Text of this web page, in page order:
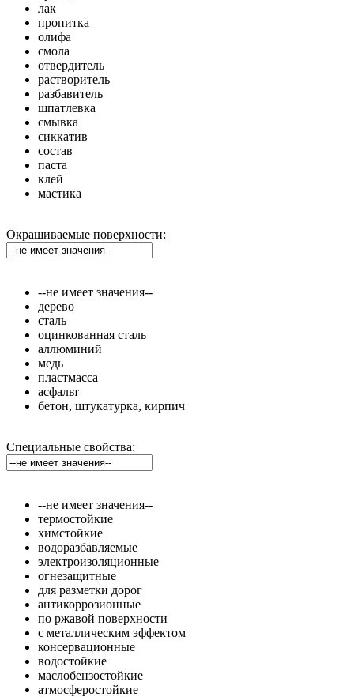
лак
пропитка
олифа
смола
отвердитель
растворитель
разбавитель
шпатлевка
смывка
сиккатив
состав
паста
клей
мастика
Окрашиваемые поверхности:
--не имеет значения--
дерево
сталь
оцинкованная сталь
аллюминий
медь
пластмасса
асфальт
бетон, штукатурка, кирпич
Специальные свойства:
--не имеет значения--
термостойкие
химстойкие
водоразбавляемые
электроизоляционные
огнезащитные
для разметки дорог
антикоррозионные
по ржавой поверхности
с металлическим эффектом
консервационные
водостойкие
маслобензостойкие
атмосферостойкие